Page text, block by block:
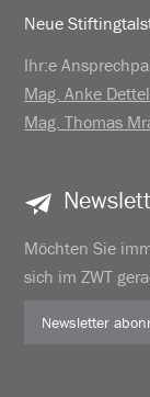
Neue
Ihr:e
Mag. Anke
Mag. Thomas
Möchten Sie
sich im ZWT
Newsletter